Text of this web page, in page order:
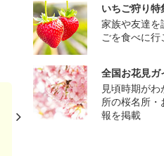
いちご狩り特
家族や友達を
ごを食べに行
全国お花見ガ
見頃時期が
所の桜名所
報を掲載